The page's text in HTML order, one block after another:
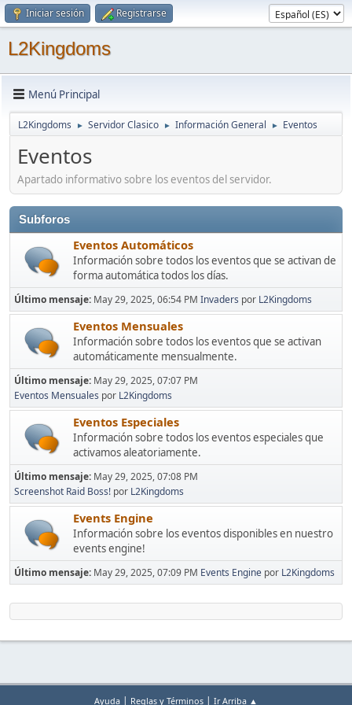
Iniciar sesión Registrarse
L2Kingdoms
Menú Principal
L2Kingdoms ► Servidor Clasico ► Información General ► Eventos
Eventos
Apartado informativo sobre los eventos del servidor.
Subforos
Eventos Automáticos
Información sobre todos los eventos que se activan de
forma automática todos los días.
Último mensaje: May 29, 2025, 06:54 PM Invaders por L2Kingdoms
Eventos Mensuales
Información sobre todos los eventos que se activan
automáticamente mensualmente.
Último mensaje: May 29, 2025, 07:07 PM
Eventos Mensuales por L2Kingdoms
Eventos Especiales
Información sobre todos los eventos especiales que
activamos aleatoriamente.
Último mensaje: May 29, 2025, 07:08 PM
Screenshot Raid Boss! por L2Kingdoms
Events Engine
Información sobre los eventos disponibles en nuestro
events engine!
Último mensaje: May 29, 2025, 07:09 PM Events Engine por L2Kingdoms
Ayuda | Reglas y Términos | Ir Arriba ▲